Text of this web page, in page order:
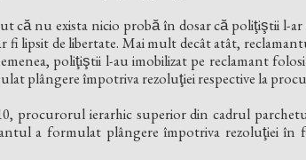
că nu exista nicio probă în dosar că poliţiştii l-
fi lipsit de libertate. Mai mult decât atât,
poliţiştii l-au imobilizat pe reclamant
plângere împotriva rezoluţiei respective la
procurorul ierarhic superior din cadrul
a formulat plângere împotriva rezoluţiei în